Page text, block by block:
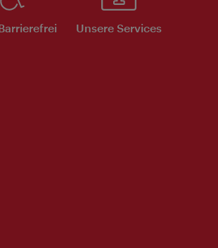
Unsere Services